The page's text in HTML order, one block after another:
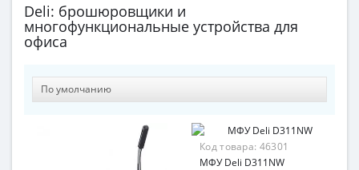
Deli: брошюровщики и
многофункциональные устройства для
офиса
Код товара: 46301
МФУ Deli D311NW